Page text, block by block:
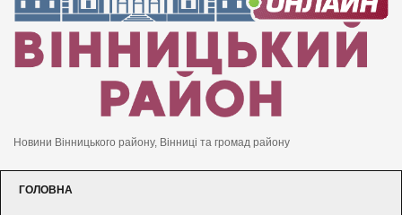
Новини Вінницького району, Вінниці та громад району
ГОЛОВНА